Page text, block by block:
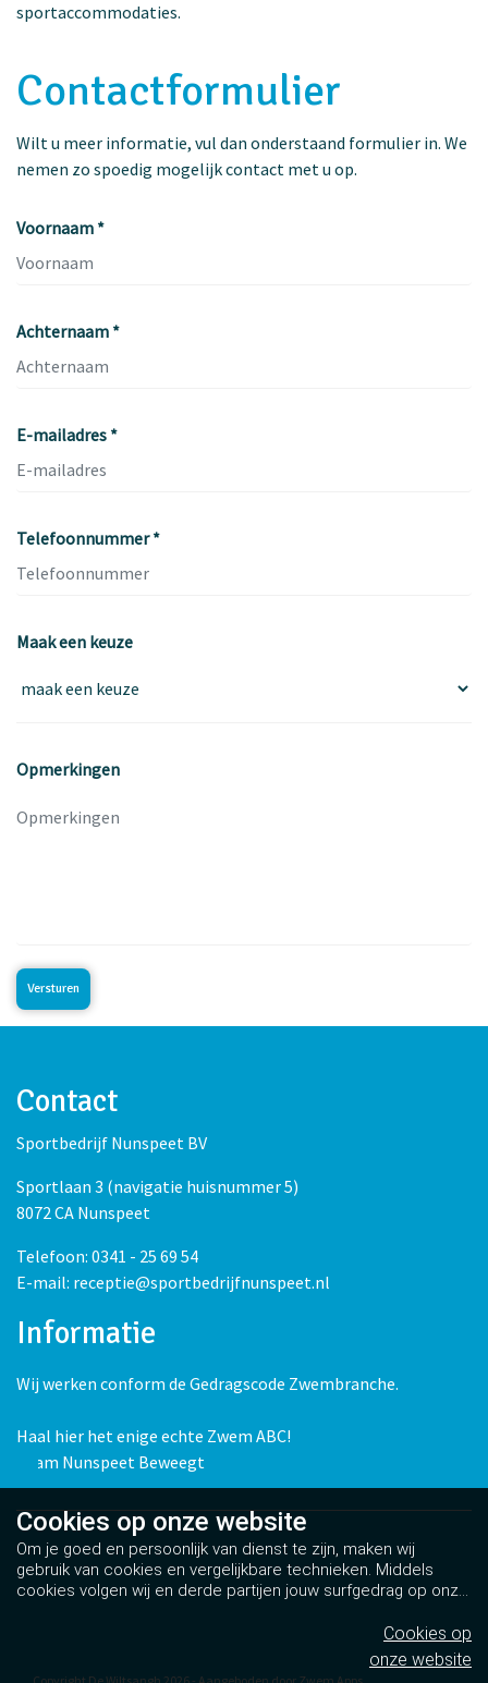
sportaccommodaties.
Contactformulier
Wilt u meer informatie, vul dan onderstaand formulier in. We
nemen zo spoedig mogelijk contact met u op.
Voornaam *
Achternaam *
E-mailadres *
Telefoonnummer *
Maak een keuze
Opmerkingen
Contact
Sportbedrijf Nunspeet BV
Sportlaan 3 (navigatie huisnummer 5)
8072 CA Nunspeet
Telefoon: 0341 - 25 69 54
E-mail: receptie@sportbedrijfnunspeet.nl
Informatie
Wij werken conform de Gedragscode Zwembranche.
Haal hier het enige echte Zwem ABC!
Team Nunspeet Beweegt
Cookies op onze website
Om je goed en persoonlijk van dienst te zijn, maken wij
gebruik van cookies en vergelijkbare technieken. Middels
cookies volgen wij en derde partijen jouw surfgedrag op onze
en dit maakt het voor jou mogelijk om informatie te delen via
Cookies op
onze website